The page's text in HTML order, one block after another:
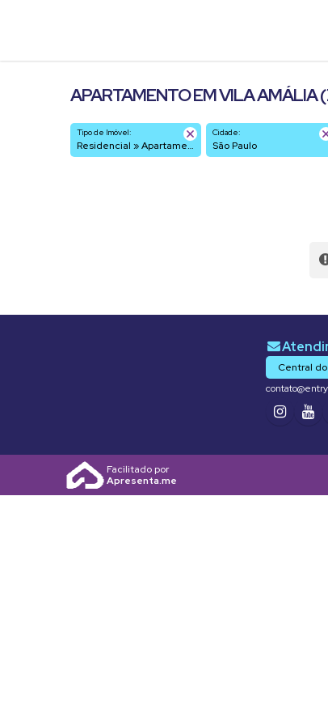
APARTAMENTO EM VILA AMÁLIA
Tipo de Imóvel:
Residencial » Apartamento
Cidade:
São Paulo
Central